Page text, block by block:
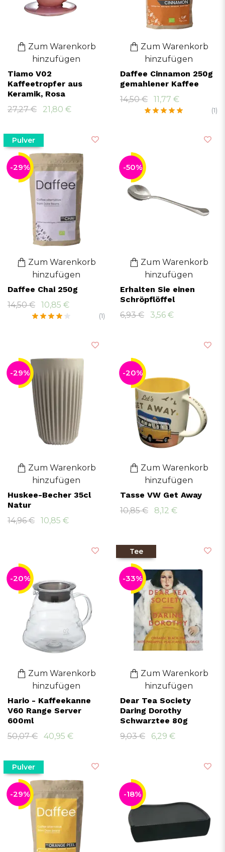
Zum Warenkorb
hinzufügen
Tiamo V02
Kaffeetropfer aus
Keramik, Rosa
27,27 €
21,80 €
Zum Warenkorb
hinzufügen
Daffee Cinnamon 250g
gemahlener Kaffee
14,50 €
11,77 €
(1)
Pulver
-29%
Zum Warenkorb
hinzufügen
Daffee Chai 250g
14,50 €
10,85 €
(1)
-50%
Zum Warenkorb
hinzufügen
Erhalten Sie einen
Schröpflöffel
6,93 €
3,56 €
-29%
Zum Warenkorb
hinzufügen
Huskee-Becher 35cl
Natur
14,96 €
10,85 €
-20%
Zum Warenkorb
hinzufügen
Tasse VW Get Away
10,85 €
8,12 €
-20%
Zum Warenkorb
hinzufügen
Hario - Kaffeekanne
V60 Range Server
600ml
50,07 €
40,95 €
Tee
-33%
Zum Warenkorb
hinzufügen
Dear Tea Society
Daring Dorothy
Schwarztee 80g
9,03 €
6,29 €
Pulver
-29% -18%